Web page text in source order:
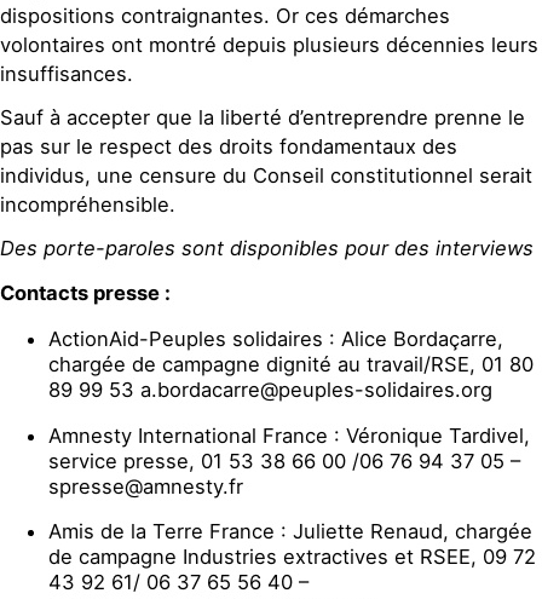
dispositions contraignantes. Or ces démarches
volontaires ont montré depuis plusieurs décennies leurs
insuffisances.
Sauf à accepter que la liberté d’entreprendre prenne le
pas sur le respect des droits fondamentaux des
individus, une censure du Conseil constitutionnel serait
incompréhensible.
Des porte-paroles sont disponibles pour des interviews
Contacts presse :
ActionAid-Peuples solidaires : Alice Bordaçarre,
chargée de campagne dignité au travail/RSE, 01 80
89 99 53 a.bordacarre@peuples-solidaires.org
Amnesty International France : Véronique Tardivel,
service presse, 01 53 38 66 00 /06 76 94 37 05 –
spresse@amnesty.fr
Amis de la Terre France : Juliette Renaud, chargée
de campagne Industries extractives et RSEE, 09 72
43 92 61/ 06 37 65 56 40 –